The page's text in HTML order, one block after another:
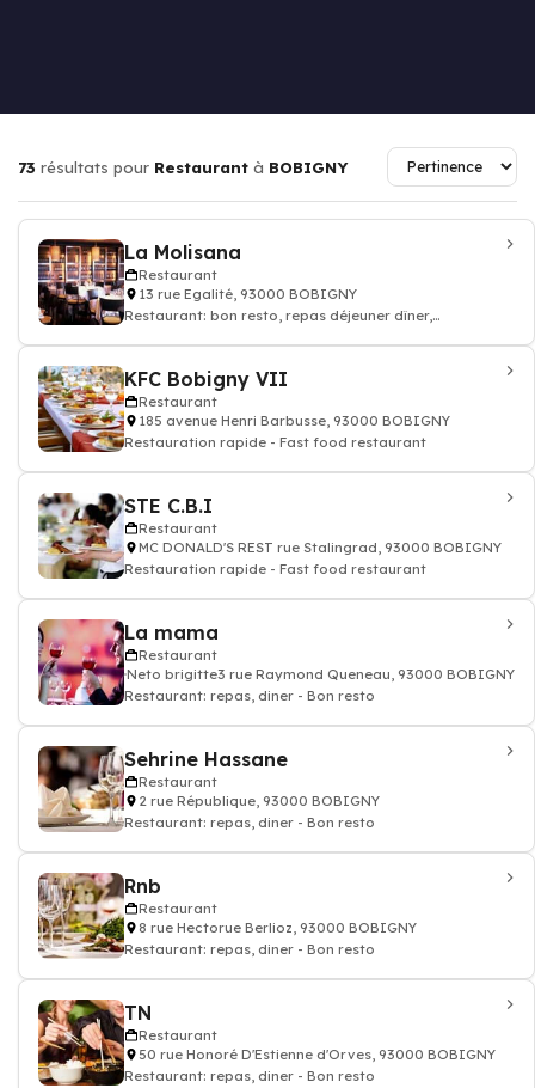
73 résultats pour Restaurant à BOBIGNY
La Molisana
Restaurant
13 rue Egalité, 93000 BOBIGNY
Restaurant: bon resto, repas déjeuner dîner,
KFC Bobigny VII
Restaurant
185 avenue Henri Barbusse, 93000 BOBIGNY
Restauration rapide - Fast food restaurant
STE C.B.I
Restaurant
MC DONALD'S REST rue Stalingrad, 93000 BOBIGNY
Restauration rapide - Fast food restaurant
La mama
Restaurant
Neto brigitte3 rue Raymond Queneau, 93000 BOBIGNY
Restaurant: repas, diner - Bon resto
Sehrine Hassane
Restaurant
2 rue République, 93000 BOBIGNY
Restaurant: repas, diner - Bon resto
Rnb
Restaurant
8 rue Hectorue Berlioz, 93000 BOBIGNY
Restaurant: repas, diner - Bon resto
TN
Restaurant
50 rue Honoré D'Estienne d'Orves, 93000 BOBIGNY
Restaurant: repas, diner - Bon resto